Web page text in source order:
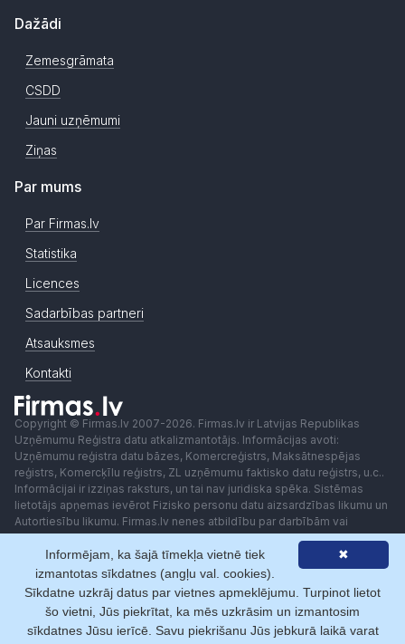
Dažādi
Zemesgrāmata
CSDD
Jauni uzņēmumi
Ziņas
Par mums
Par Firmas.lv
Statistika
Licences
Sadarbības partneri
Atsauksmes
Kontakti
Copyright © Firmas.lv 2007-2026. Firmas.lv ir Latvijas Republikas
Uzņēmumu Reģistra datu atkalizmantotājs. Informācijas avoti:
Uzņēmumu reģistra datu bāzes, Komercreģistrs, Maksātnespējas
reģistrs, Komercķīlu reģistrs, ZL uzņēmumu faktisko datu reģistrs, u.c..
Informācijai ir izziņas raksturs, un tai nav juridiska spēka. Sistēmas
lietotājs apņemas ievērot Fizisko personu datu aizsardzības likumu un
Autortiesību likumu. Firmas.lv nenes atbildību par darbībām vai
lēmumiem, kas balstīti uz saņemto pakalpojumu. Lietotājam aizliegts
izmantot jebkādas automatizētas sistēmas vai iekārtas (robotus)
piekļuvei sistēmai bez rakstiskas saskaņošanas ar Firmas.lv. Galvenā
redaktore: Ingūna Pempere.
Lietošanas noteikumi
Privātuma politika Norēķini ar
✖
Informējam, ka šajā tīmekļa vietnē tiek
izmantotas sīkdatnes (angļu val. cookies).
Sīkdatne uzkrāj datus par vietnes apmeklējumu. Turpinot lietot
šo vietni, Jūs piekrītat, ka mēs uzkrāsim un izmantosim
sīkdatnes Jūsu ierīcē. Savu piekrišanu Jūs jebkurā laikā varat